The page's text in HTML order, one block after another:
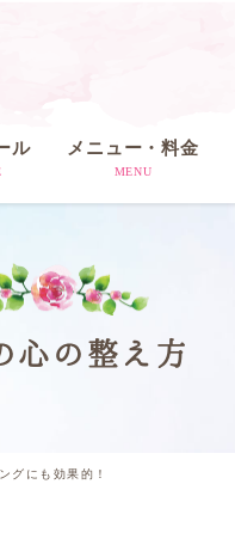
ル メニュー・料金
MENU
心の整え方
グにも効果的！